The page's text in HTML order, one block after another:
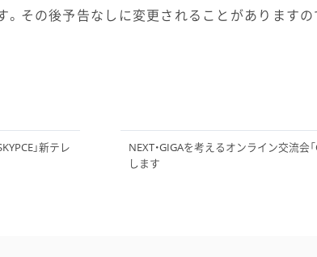
その後予告なしに変更されることがあります
」新テレ
NEXT・GIGAを考えるオンライン交流会
します